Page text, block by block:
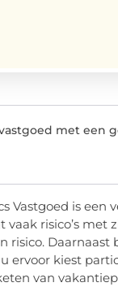
met een
Vastgoed is een
risico’s
ervoor kiest
van